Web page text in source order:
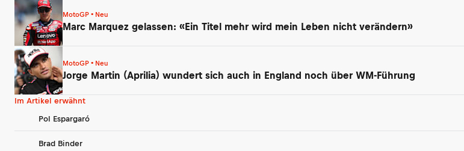
MotoGP • Neu
Marc Marquez gelassen: «Ein Titel mehr wird mein Leben nicht verändern»
MotoGP • Neu
Jorge Martin (Aprilia) wundert sich auch in England noch über WM-Führung
Im Artikel erwähnt
Pol Espargaró
Brad Binder